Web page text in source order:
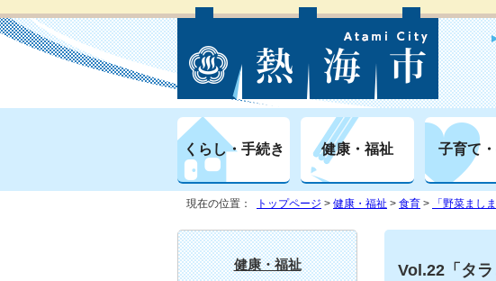
くらし・手続き 健康・福祉 子育て
現在の位置： トップページ > 健康・福祉 > 食育 > 「野菜まし
Vol.22「タラ
健康・福祉